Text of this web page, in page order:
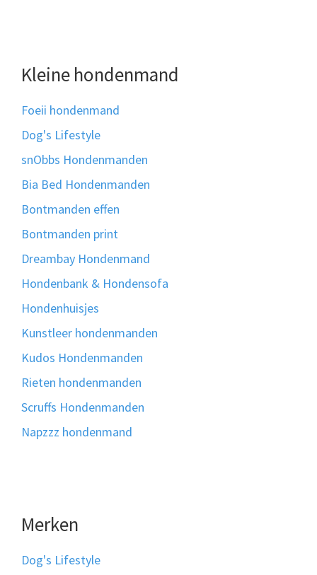
Kleine hondenmand
Foeii hondenmand
Dog's Lifestyle
snObbs Hondenmanden
Bia Bed Hondenmanden
Bontmanden effen
Bontmanden print
Dreambay Hondenmand
Hondenbank & Hondensofa
Hondenhuisjes
Kunstleer hondenmanden
Kudos Hondenmanden
Rieten hondenmanden
Scruffs Hondenmanden
Napzzz hondenmand
Merken
Dog's Lifestyle